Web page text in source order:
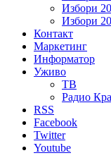
Избори
Избори
Контакт
Маркетинг
Информатор
Уживо
ТВ
Радио
RSS
Facebook
Twitter
Youtube